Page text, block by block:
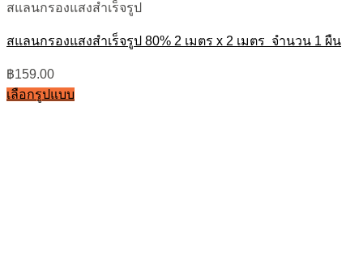
สแลนกรองแสงสำเร็จรูป
สแลนกรองแสงสำเร็จรูป 80% 2 เมตร x 2 เมตร จำนวน 1 ผืน
฿159.00
เลือกรูปแบบ